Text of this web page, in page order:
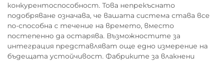
конкурентоспособност. Това непрекъснато
подобряване означава, че вашата система става все
по-способна с течение на времето, вместо
постепенно да остарява. Възможностите за
интеграция представляват още едно измерение на
бъдещата устойчивост. Фабриките за влакнени